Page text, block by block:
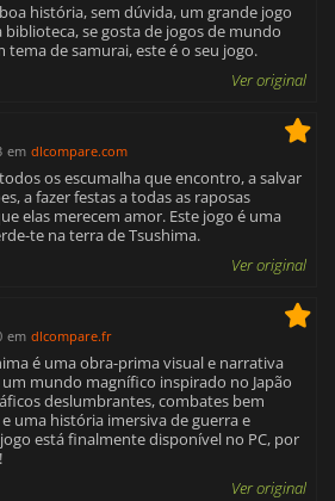
história, sem dúvida, um grande jogo
biblioteca, se gosta de jogos de mundo
tema de samurai, este é o seu jogo.
Ver original
em dlcompare.com
os escumalha que encontro, a salvar
a fazer festas a todas as raposas
elas merecem amor. Este jogo é uma
te na terra de Tsushima.
Ver original
em dlcompare.fr
é uma obra-prima visual e narrativa
mundo magnífico inspirado no Japão
deslumbrantes, combates bem
uma história imersiva de guerra e
está finalmente disponível no PC, por
Ver original